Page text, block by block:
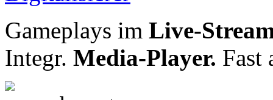
Gameplays im Live-
Integr. Media-Player. Fast